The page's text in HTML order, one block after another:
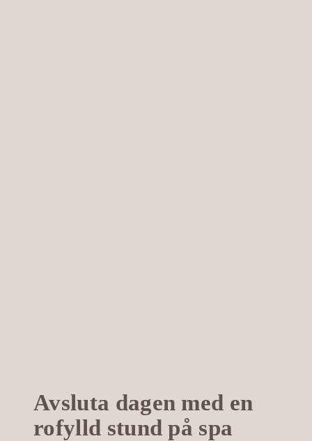
Avsluta dagen med en
rofylld stund på spa